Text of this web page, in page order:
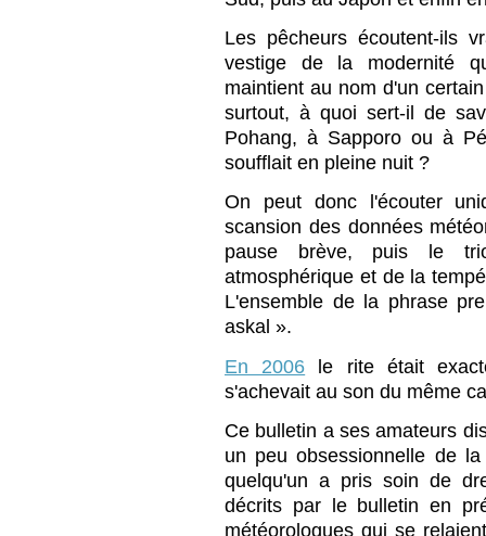
Les pêcheurs écoutent-ils
vestige de la modernité
maintient au nom d'un
surtout, à quoi sert-il de
Pohang, à Sapporo ou à
soufflait en pleine nuit ?
On peut donc l'écouter
scansion des données
pause brève, puis le
atmosphérique et de la
L'ensemble de la phrase
askal ».
En 2006 le rite était
s'achevait au son du même
Ce bulletin a ses amateurs
un peu obsessionnelle de
quelqu'un a pris soin de
décrits par le bulletin en
météorologues qui se